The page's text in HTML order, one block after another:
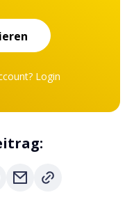
Login